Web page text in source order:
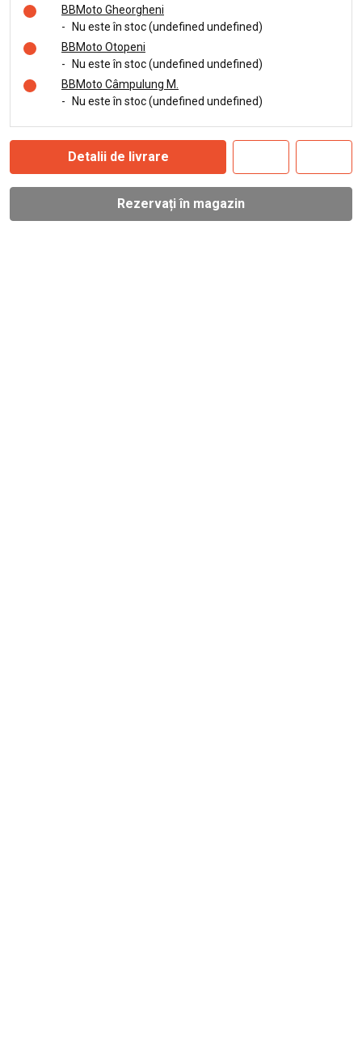
BBMoto Gheorgheni
-
Nu este în stoc (undefined undefined)
BBMoto Otopeni
-
Nu este în stoc (undefined undefined)
BBMoto Câmpulung M.
-
Nu este în stoc (undefined undefined)
Detalii de livrare
Rezervați în magazin